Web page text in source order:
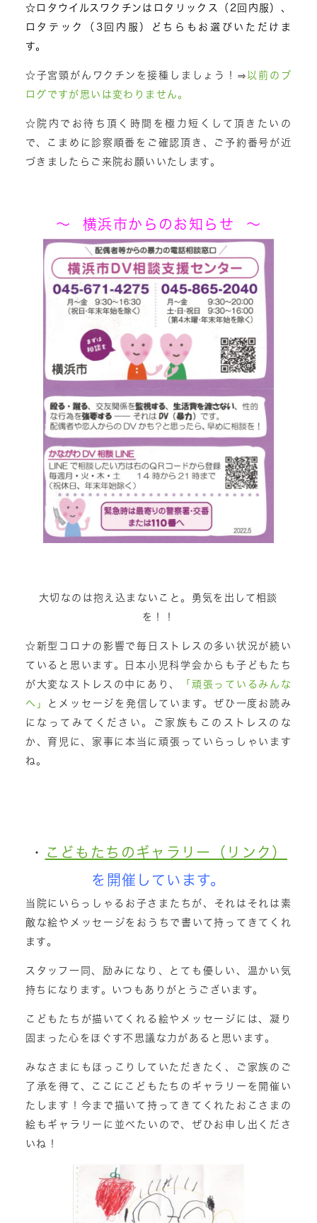
☆ロタウイルスワクチンはロタリックス（2回内服）、
ロタテック（3回内服）どちらもお選びいただけま
す。
☆子宮頸がんワクチンを接種しましょう！⇒ 以前のブ
ログですが思いは変わりません。
☆院内でお待ち頂く時間を極力短くして頂きたいの
で、こまめに診察順番をご確認頂き、ご予約番号が近
づきましたらご来院お願いいたします。
～ 横浜市からのお知らせ ～
大切なのは抱え込まないこと。勇気を出して相談
を！！
☆新型コロナの影響で毎日ストレスの多い状況が続い
ていると思います。日本小児科学会からも子どもたち
が大変なストレスの中にあり、
「頑張っているみんな
へ」
とメッセージを発信しています。ぜひ一度お読み
になってみてください。ご家族もこのストレスのな
か、育児に、家事に本当に頑張っていらっしゃいます
ね。
・
こどもたちのギャラリー（リンク）
を開催しています。
当院にいらっしゃるお子さまたちが、それはそれは素
敵な絵やメッセージをおうちで書いて持ってきてくれ
ます。
スタッフ一同、励みになり、とても優しい、温かい気
持ちになります。いつもありがとうございます。
こどもたちが描いてくれる絵やメッセージには、凝り
固まった心をほぐす不思議な力があると思います。
みなさまにもほっこりしていただきたく、ご家族のご
了承を得て、ここにこどもたちのギャラリーを開催い
たします！今まで描いて持ってきてくれたおこさまの
絵もギャラリーに並べたいので、ぜひお申し出くださ
いね！